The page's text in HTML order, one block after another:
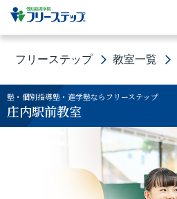
フリーステップ 教室一覧
塾・個別指導塾・進学塾ならフリーステップ
庄内駅前教室